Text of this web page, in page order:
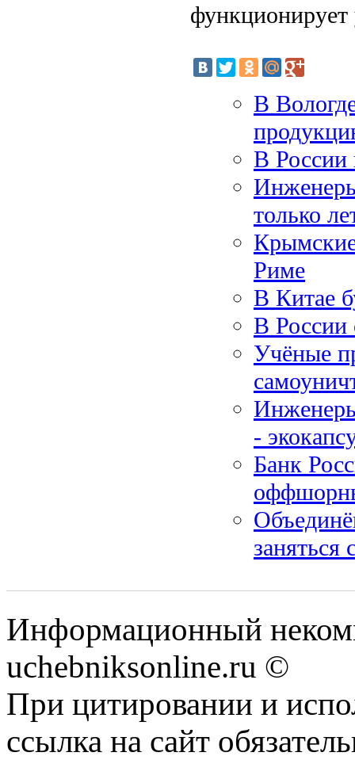
функционирует
В
В России
только
Риме
В Китае
В России
Учёные
-
Банк
заняться
Информационный
uchebniksonline.ru ©
При цитировании и
ссылка на сайт